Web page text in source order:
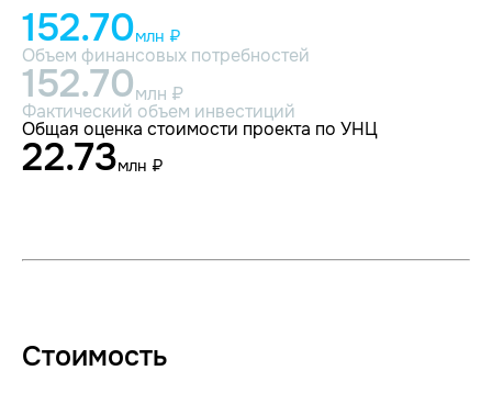
152.70млн ₽
Объем финансовых потребностей
152.70млн ₽
Фактический объем инвестиций
Общая оценка стоимости проекта по УНЦ
22.73млн ₽
Стоимость